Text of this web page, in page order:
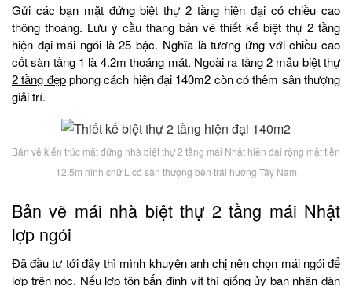
Gửi các bạn mặt đứng biệt thự 2 tầng hiện đại có chiều cao
thông thoáng. Lưu ý cầu thang bản vẽ thiết kế biệt thự 2 tầng
hiện đại mái ngói là 25 bậc. Nghĩa là tương ứng với chiều cao
cốt sàn tầng 1 là 4.2m thoáng mát. Ngoài ra tầng 2 mẫu biệt thự
2 tầng đẹpphong cách hiện đại 140m2 còn có thêm sân thượng
giải trí.
Bản vẽ kiến trúc mặt đứng nhà biệt thự 2 tầng mái Nhật hiện đại rộng mặt tiền
12.5m hình chữ L có sân thượng bên trái hướng Tây Nam
Bản vẽ mái nhà biệt thự 2 tầng mái Nhật
lợp ngói
Đã đầu tư tới đây thì mình khuyên anh chị nên chọn mái ngói để
lợp trên nóc. Nếu lợp tôn bắn đinh vít thì giống ủy ban nhân dân